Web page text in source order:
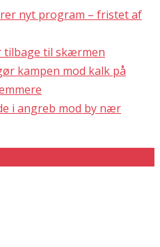
nyt program – fristet af
tilbage til skærmen
kampen mod kalk på
i angreb mod by nær